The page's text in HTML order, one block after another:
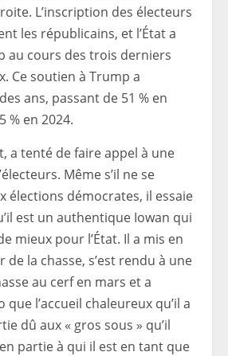
L’inscription des électeurs
les républicains, et l’État a
au cours des trois derniers
Ce soutien à Trump a
ans, passant de 51 % en
% en 2024.
a tenté de faire appel à une
Même s’il ne se
élections démocrates, il essaie
est un authentique Iowan qui
mieux pour l’État. Il a mis en
la chasse, s’est rendu à une
au cerf en mars et a
que l’accueil chaleureux qu’il a
dû aux « gros sous » qu’il
partie à qui il est en tant que